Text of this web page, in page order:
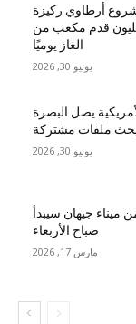
أرطاوي ركيزة
لاستثمار 300 مليون قدم مكعب من
الغاز يوميًا
يونيو 30, 2026
يصل البصرة
ملفات مشتركة
يونيو 30, 2026
ميناء جيهان سيبدأ
صباح الأربعاء
مارس 17, 2026